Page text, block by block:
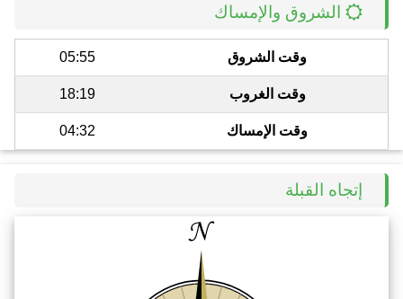
الشروق والإمساك
وقت الشروق 05:55
وقت الغروب 18:19
وقت الإمساك 04:32
إتجاه القبلة